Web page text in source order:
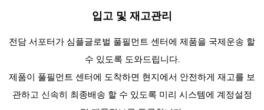
입고 및 재고관리
전담 서포터가 심플글로벌 풀필먼트 센터에 제품을 국제운송 할
수 있도록 도와드립니다.
제품이 풀필먼트 센터에 도착하면 현지에서 안전하게 재고를 보
관하고 신속히 최종배송 할 수 있도록 미리 시스템에 계정설정